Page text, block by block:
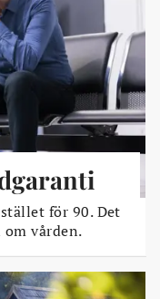
för 90. Det
vården.